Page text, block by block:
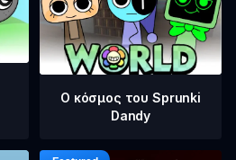
Ο κόσμος του Sprunki
Dandy